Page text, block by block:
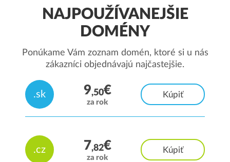
NAJPOUŽÍVANEJŠIE
DOMÉNY
Ponúkame Vám zoznam domén, ktoré si u nás
zákazníci objednávajú najčastejšie.
.sk 9,50€
za rok
Kúpiť
.cz 7,82€
za rok
Kúpiť